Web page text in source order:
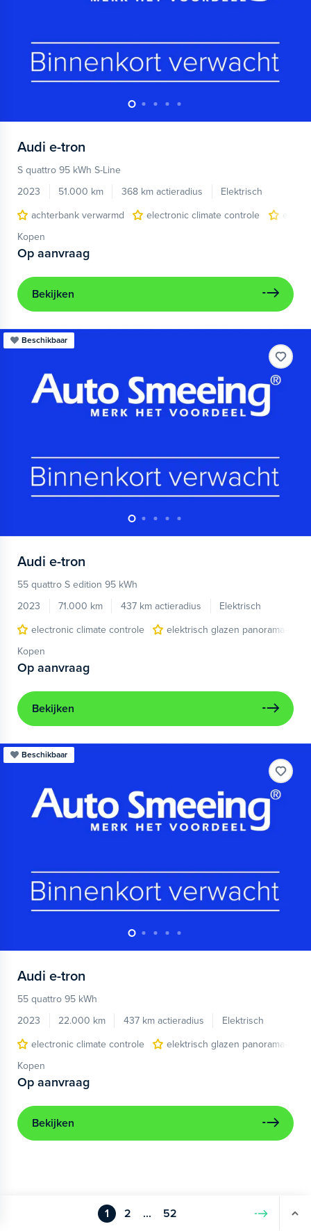
Audi e-tron
S quattro 95 kWh S-Line
2023
51.000 km 368 km actieradius
Elektrisch
achterbank verwarmd
electronic climate controle
Kopen
Op aanvraag
Bekijken
Beschikbaar
Audi e-tron
55 quattro S edition 95 kWh
2023
71.000 km 437 km actieradius
Elektrisch
electronic climate controle
elektrisch glazen panorama-dak
Kopen
Op aanvraag
Bekijken
Beschikbaar
Audi e-tron
55 quattro 95 kWh
2023
22.000 km 437 km actieradius
Elektrisch
electronic climate controle
elektrisch glazen panorama-dak
Kopen
Op aanvraag
Bekijken
1 2 ... 52 Volgende